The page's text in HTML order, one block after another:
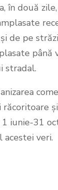
în două
de pe
până
stradal.
iunie-31
veri.